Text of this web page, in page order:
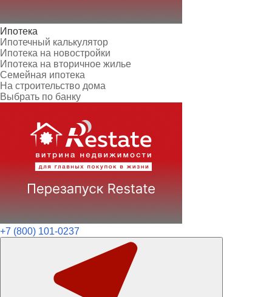
Ипотека
Ипотечный калькулятор
Ипотека на новостройки
Ипотека на вторичное жилье
Семейная ипотека
На строительство дома
Выбрать по банку
+7 (800) 101-0237